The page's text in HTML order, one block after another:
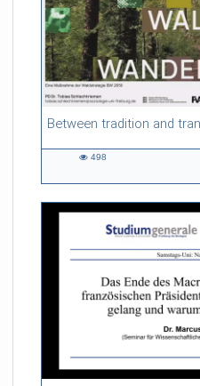
54:13 duration
498